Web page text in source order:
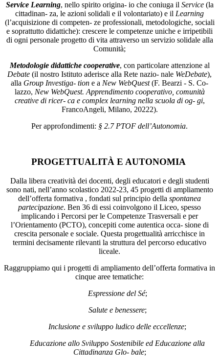
Service Learning, nello spirito origina- io che coniuga il Service (la
cittadinan- za, le azioni solidali e il volontariato) e il Learning
(l’acquisizione di competen- ze professionali, metodologiche, sociali
e soprattutto didattiche): crescere le competenze uniche e irripetibili
di ogni personale progetto di vita attraverso un servizio solidale alla
Comunità;
Metodologie didattiche cooperative, con particolare attenzione al
Debate (il nostro Istituto aderisce alla Rete nazio- nale WeDebate),
alla Group Investiga- tion e a New WebQuest(F. Bearzi - S. Co-
lazzo, New WebQuest. Apprendimento cooperativo, comunità
creative di ricer- ca e complex learning nella scuola di og- gi,
FrancoAngeli, Milano, 20222).
Per approfondimenti: § 2.7 PTOF dell’Autonomia.
PROGETTUALITÀ E AUTONOMIA
Dalla libera creatività dei docenti, degli educatori e degli studenti
sono nati, nell’anno scolastico 2022-23, 45 progetti di ampliamento
dell’offerta formativa , fondati sul principio della spontanea
partecipazione. Ben 36 di essi coinvolgono il Liceo, spesso
implicando i Percorsi per le Competenze Trasversali e per
l’Orientamento (PCTO), concepiti come autentica occa- sione di
crescita personale e sociale. Questa progettualità arricchisce in
termini decisamente rilevanti la struttura del percorso educativo
liceale.
Raggruppiamo qui i progetti di ampliamento dell’offerta formativa in
cinque aree tematiche:
Espressione del Sé;
Salute e benessere;
Inclusione e sviluppo ludico delle eccellenze;
Educazione allo Sviluppo Sostenibile ed Educazione alla
Cittadinanza Glo- bale;